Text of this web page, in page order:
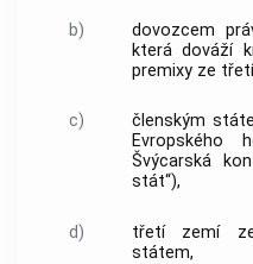
b) dovozcem
která dováží
premixy ze
c)
členským
Evropského
Švýcarská
stát“),
d)
třetí zemí
státem,